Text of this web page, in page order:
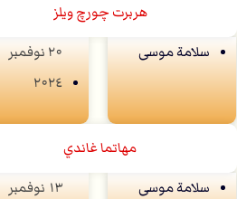
هربرت چورچ ويلز
سلامة موسى
۲۰ نوفمبر
۲۰۲٤
مهاتما غاندي
سلامة موسى
۱۳ نوفمبر